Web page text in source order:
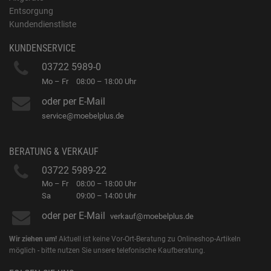
Entsorgung
Kundendienstliste
KUNDENSERVICE
03722 5989-0
Mo – Fr 08:00 – 18:00 Uhr
oder per E-Mail
service@moebelplus.de
BERATUNG & VERKAUF
03722 5989-22
Mo – Fr
Sa
08:00 – 18:00 Uhr
09:00 – 14:00 Uhr
oder per E-Mail verkauf@moebelplus.de
Wir ziehen um! Aktuell ist keine Vor-Ort-Beratung zu Onlineshop-Artikeln
möglich - bitte nutzen Sie unsere telefonische Kaufberatung.